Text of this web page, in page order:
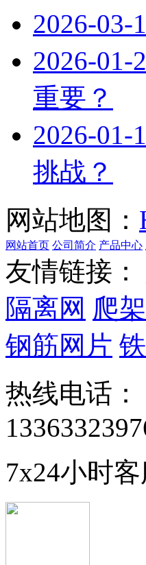
2026-03-
2026-01-
重要？
2026-01-
挑战？
网站地图：
网站首页 公司简介 产品中心
友情链接：
隔离网 爬
钢筋网片
热线电话：
7x24小时